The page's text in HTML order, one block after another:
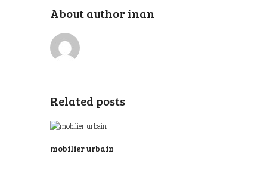
About authorinan
Related posts
mobilier urbain